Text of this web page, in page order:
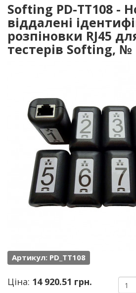
Softing PD-TT108 -
віддалені
розпіновки RJ45
тестерів Softing,
Артикул: PD_TT108
Ціна: 14 920.51 грн.